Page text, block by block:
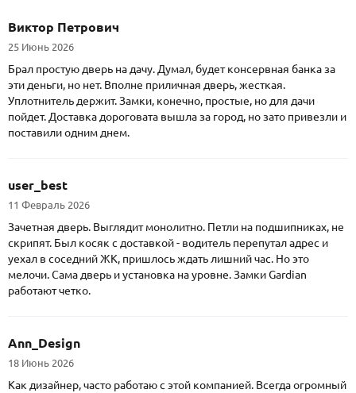
Виктор Петрович
25 Июнь 2026
Брал простую дверь на дачу. Думал, будет консервная банка за
эти деньги, но нет. Вполне приличная дверь, жесткая.
Уплотнитель держит. Замки, конечно, простые, но для дачи
пойдет. Доставка дороговата вышла за город, но зато привезли и
поставили одним днем.
user_best
11 Февраль 2026
Зачетная дверь. Выглядит монолитно. Петли на подшипниках, не
скрипят. Был косяк с доставкой - водитель перепутал адрес и
уехал в соседний ЖК, пришлось ждать лишний час. Но это
мелочи. Сама дверь и установка на уровне. Замки Gardian
работают четко.
Ann_Design
18 Июнь 2026
Как дизайнер, часто работаю с этой компанией. Всегда огромный